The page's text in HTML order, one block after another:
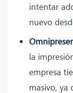
intentar
nuevo
la
empresa
masivo, ya